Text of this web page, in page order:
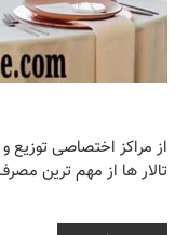
از مراکز اختصاصی توزیع و
تالار ها از مهم ترین